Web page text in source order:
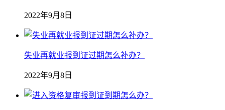
2022年9月8日
失业再就业报到证过期怎么补办？
2022年9月8日